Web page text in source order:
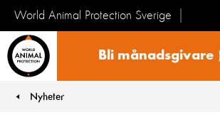
World Animal Protection Sverige
Bli månadsgivare
You are here:
Nyheter